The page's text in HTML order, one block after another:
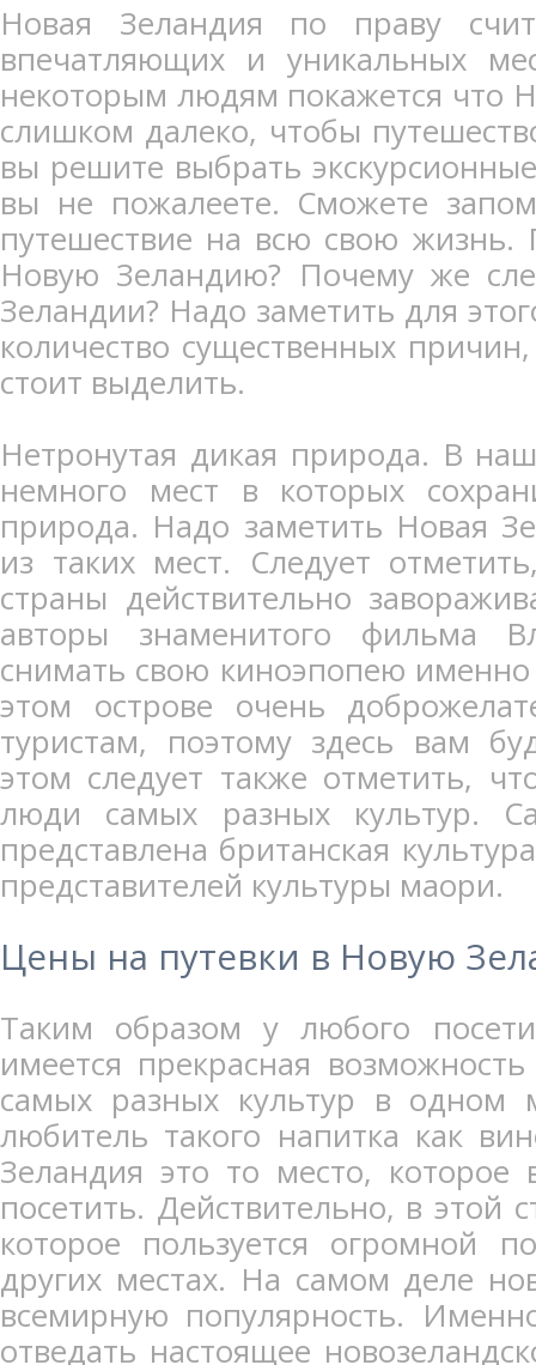
Новая Зеландия по праву
впечатляющих и уникальных
некоторым людям покажется что
слишком далеко, чтобы
вы решите выбрать
вы не пожалеете. Сможете
путешествие на всю свою жизнь.
Новую Зеландию? Почему же
Зеландии? Надо заметить для
количество существенных
стоит выделить.
Нетронутая дикая природа. В
немного мест в которых
природа. Надо заметить Новая
из таких мест. Следует
страны действительно
авторы знаменитого фильма
снимать свою киноэпопею
этом острове очень
туристам, поэтому здесь вам
этом следует также отметить,
люди самых разных культур.
представлена британская
представителей культуры маори.
Цены на путевки в Новую
Таким образом у любого
имеется прекрасная
самых разных культур в одном
любитель такого напитка как
Зеландия это то место, которое
посетить. Действительно, в этой
которое пользуется огромной
других местах. На самом деле
всемирную популярность.
отведать настоящее